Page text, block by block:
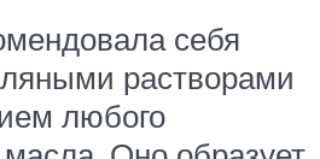
себя
растворами
любого